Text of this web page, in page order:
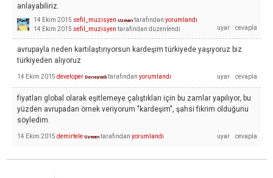
anlayabiliriz.
14 Ekim 2015 sefil_muzisyen Uzman tarafından yorumlandı
14 Ekim 2015 sefil_muzisyen tarafından düzenlendi
avrupayla neden kartılaştırıyorsun kardeşim türkiyede yaşıyoruz biz
türkiyeden alıyoruz
14 Ekim 2015 developer Deneyimli tarafından yorumlandı
fiyatları global olarak eşitlemeye çalıştıkları için bu zamlar yapılıyor, bu
yüzden avrupadan örnek veriyorum "kardeşim", şahsi fikrim olduğunu
söyledim.
14 Ekim 2015 demirtele Uzman tarafından yorumlandı